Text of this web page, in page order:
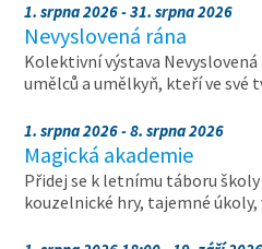
1. srpna 2026 - 31. srpna 2026
Nevyslovená rána
Kolektivní výstava
umělců a umělkyň, kteří ve
1. srpna 2026 - 8. srpna 2026
Magická akademie
Přidej se k letnímu táboru
kouzelnické hry, tajemné